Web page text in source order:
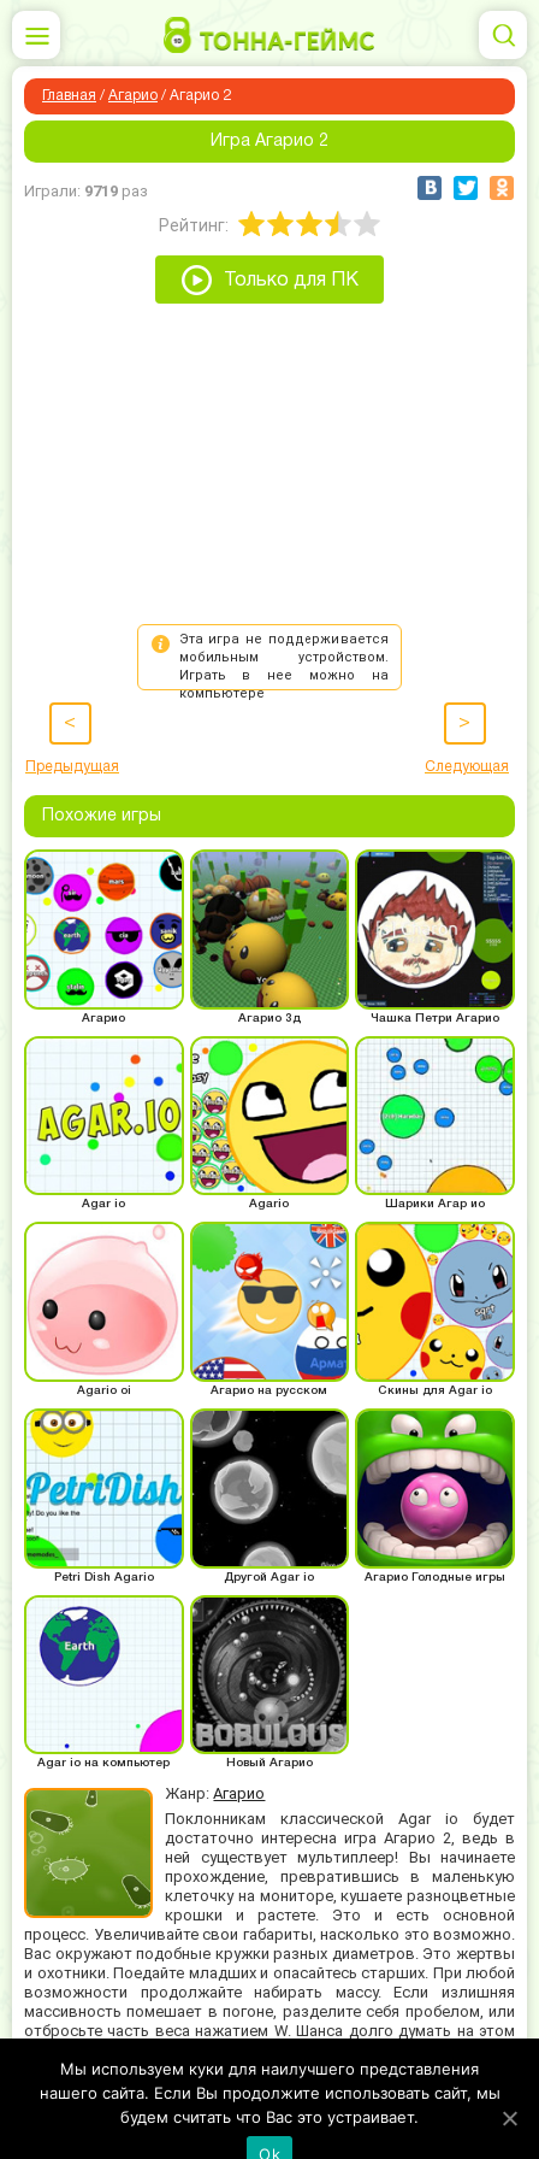
Главная / Агарио / Агарио 2
Игра Агарио 2
Играли: 9719 раз
Рейтинг:
Только для ПК
<
Предыдущая
>
Следующая
Жанр:Агарио
Поклонникам классической Agar io будет
достаточно интересна игра Агарио 2, ведь в
ней существует мультиплеер! Вы начинаете
прохождение, превратившись в маленькую
клеточку на мониторе, кушаете разноцветные
крошки и растете. Это и есть основной
процесс. Увеличивайте свои габариты, насколько это возможно.
Вас окружают подобные кружки разных диаметров. Это жертвы
и охотники. Поедайте младших и опасайтесь старших. При любой
возможности продолжайте набирать массу. Если излишняя
массивность помешает в погоне, разделите себя пробелом, или
отбросьте часть веса нажатием W. Шанса долго думать на этом
поймали. Разработайте собственную тактику выживания в
жестокой бактериальной среде. Начни прямо сейчас играть в
Агарио 2 и приведи свою малютку к победе!
Похожие игры
Агарио Агарио 3д Чашка Петри Агарио
Agar io Agario Шарики Агар ио
Agario oi Агарио на русском Скины для Agar io
Petri Dish Agario Другой Agar io Агарио Голодные игры
Agar io на компьютер Новый Агарио
Мы используем куки для наилучшего представления
нашего сайта. Если Вы продолжите использовать сайт, мы
будем считать что Вас это устраивает.
Ok